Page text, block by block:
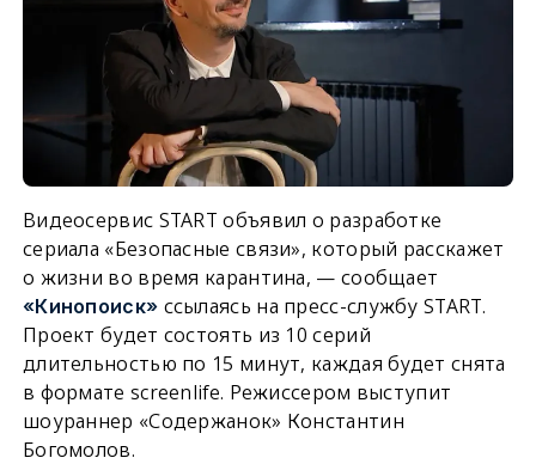
Видеосервис START объявил о разработке
сериала «Безопасные связи», который расскажет
о жизни во время карантина, — сообщает
«Кинопоиск» ссылаясь на пресс-службу START.
Проект будет состоять из 10 серий
длительностью по 15 минут, каждая будет снята
в формате screenlife. Режиссером выступит
шоураннер «Содержанок» Константин
Богомолов.